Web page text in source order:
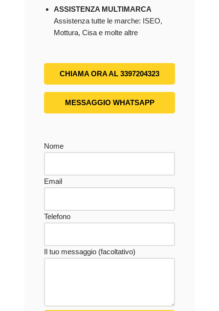
ASSISTENZA MULTIMARCA
Assistenza tutte le marche: ISEO,
Mottura, Cisa e molte altre
CHIAMA ORA AL 3397204323
MESSAGGIO WHATSAPP
Nome
Email
Telefono
Il tuo messaggio (facoltativo)